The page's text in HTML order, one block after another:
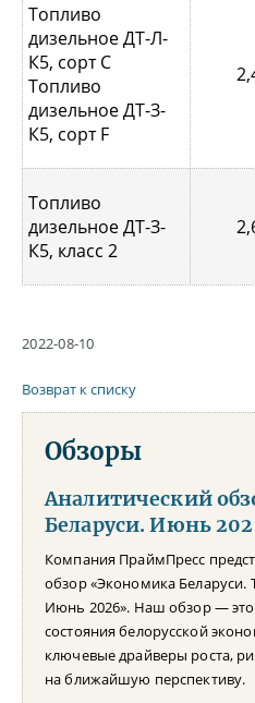
Топливо
дизельное ДТ-Л-
К5, сорт С
Топливо
дизельное ДТ-З-
К5, сорт F
Топливо
дизельное ДТ-З-
К5, класс 2
2022-08-10
Возврат к списку
Обзоры
Аналитический
Беларуси. Июнь
Компания ПраймПресс
обзор «Экономика Беларуси.
Июнь 2026». Наш обзор — это
состояния белорусской
ключевые драйверы роста,
на ближайшую перспективу.